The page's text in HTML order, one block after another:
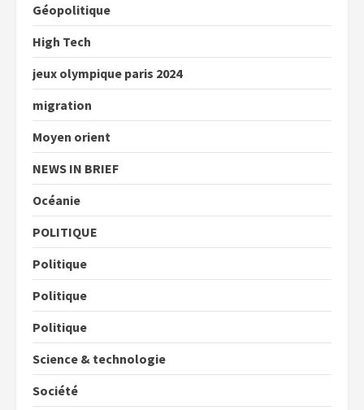
Géopolitique
High Tech
jeux olympique paris 2024
migration
Moyen orient
NEWS IN BRIEF
Océanie
POLITIQUE
Politique
Politique
Politique
Science & technologie
Société